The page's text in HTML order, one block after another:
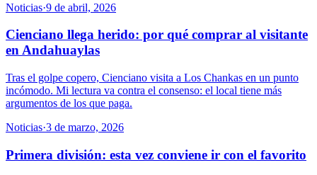
Noticias·9 de abril, 2026
Cienciano llega herido: por qué comprar al visitante
en Andahuaylas
Tras el golpe copero, Cienciano visita a Los Chankas en un punto
incómodo. Mi lectura va contra el consenso: el local tiene más
argumentos de los que paga.
Noticias·3 de marzo, 2026
Primera división: esta vez conviene ir con el favorito